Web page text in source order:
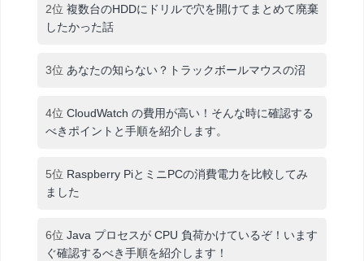
2位 複数台のHDDにドリルで穴を開けてまとめて廃棄
したかった話
3位 あなたの知らない？トラックボールマウスの沼
4位 CloudWatch の費用が高い！そんな時に確認する
べきポイントと手順を紹介します。
5位 Raspberry PiとミニPCの消費電力を比較してみ
ました
6位 Java プロセスが CPU 負荷かけているぞ！います
ぐ確認するべき手順を紹介します！